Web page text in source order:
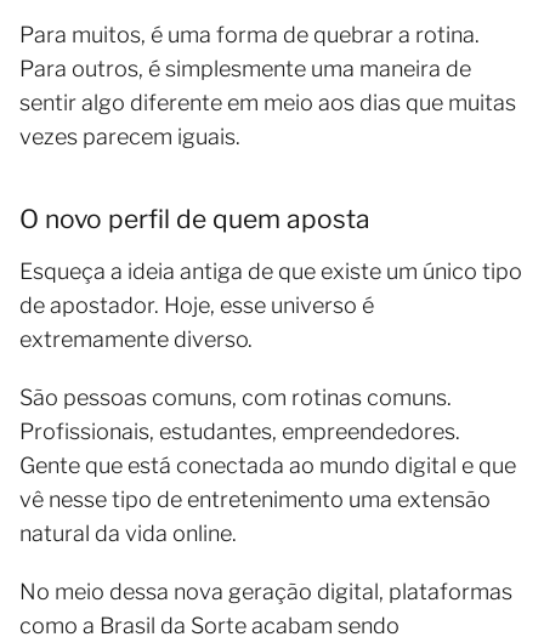
Para muitos, é uma forma de quebrar a rotina.
Para outros, é simplesmente uma maneira de
sentir algo diferente em meio aos dias que muitas
vezes parecem iguais.
O novo perfil de quem aposta
Esqueça a ideia antiga de que existe um único tipo
de apostador. Hoje, esse universo é
extremamente diverso.
São pessoas comuns, com rotinas comuns.
Profissionais, estudantes, empreendedores.
Gente que está conectada ao mundo digital e que
vê nesse tipo de entretenimento uma extensão
natural da vida online.
No meio dessa nova geração digital, plataformas
como a Brasil da Sorte acabam sendo